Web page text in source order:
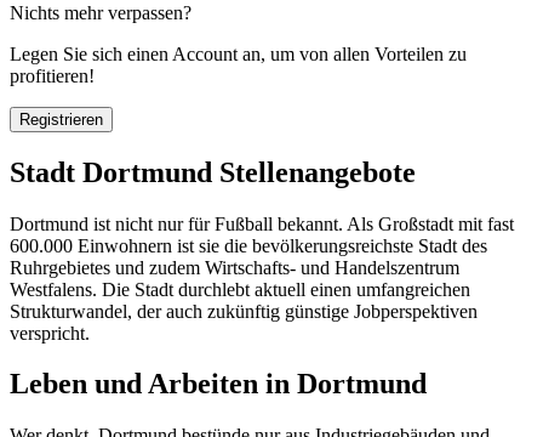
Nichts mehr verpassen?
Legen Sie sich einen Account an, um von allen Vorteilen zu
profitieren!
Registrieren
Stadt Dortmund Stellenangebote
Dortmund ist nicht nur für Fußball bekannt. Als Großstadt mit fast
600.000 Einwohnern ist sie die bevölkerungsreichste Stadt des
Ruhrgebietes und zudem Wirtschafts- und Handelszentrum
Westfalens. Die Stadt durchlebt aktuell einen umfangreichen
Strukturwandel, der auch zukünftig günstige Jobperspektiven
verspricht.
Leben und Arbeiten in Dortmund